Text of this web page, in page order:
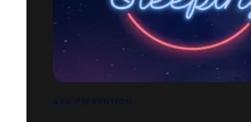
AXA PRÉVENTION